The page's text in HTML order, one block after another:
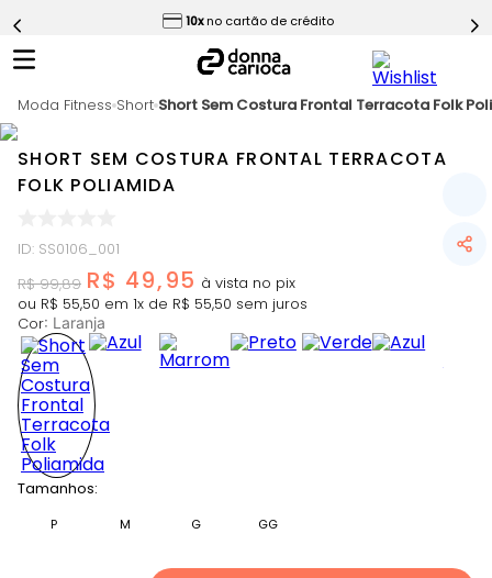
10x no cartão de crédito
Moda Fitness Short Short Sem Costura Frontal Terracota Folk
SHORT SEM COSTURA FRONTAL TERRACOTA
FOLK POLIAMIDA
ID: SS0106_001
R$ 99,89 R$ 49,95
ou R$ 55,50 em 1x de R$ 55,50 sem juros
Cor: Laranja
Slide 1 of 8
Tamanhos:
P M G GG
7º Challenge Azul
9º Ultimate Rosa